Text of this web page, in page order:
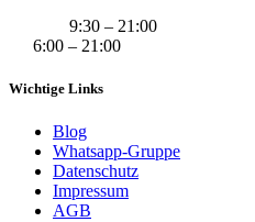
9:30 – 21:00
6:00 – 21:00
Wichtige Links
Blog
Whatsapp-Gruppe
Datenschutz
Impressum
AGB